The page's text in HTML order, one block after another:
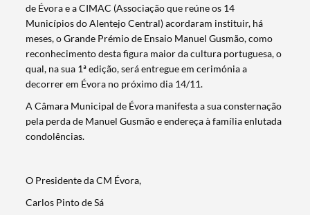
Termo de Pesquisa
Categorias gerais
Filtros
de Évora e a CIMAC (Associação que reúne os 14
Municípios do Alentejo Central) acordaram instituir, há
meses, o Grande Prémio de Ensaio Manuel Gusmão, como
reconhecimento desta figura maior da cultura portuguesa, o
qual, na sua 1ª edição, será entregue em cerimónia a
decorrer em Évora no próximo dia 14/11.
A Câmara Municipal de Évora manifesta a sua consternação
pela perda de Manuel Gusmão e endereça à família enlutada
condolências.
O Presidente da CM Évora,
Carlos Pinto de Sá